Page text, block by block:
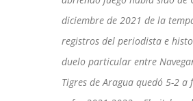
diciembre de 2021 de la
registros del periodista e
duelo particular entre
Tigres de Aragua quedó 5-2